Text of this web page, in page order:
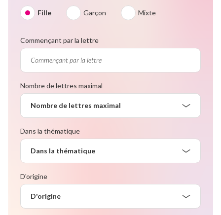
Fille Garçon Mixte
Commençant par la lettre
Nombre de lettres maximal
Nombre de lettres maximal
Dans la thématique
Dans la thématique
D'origine
D'origine